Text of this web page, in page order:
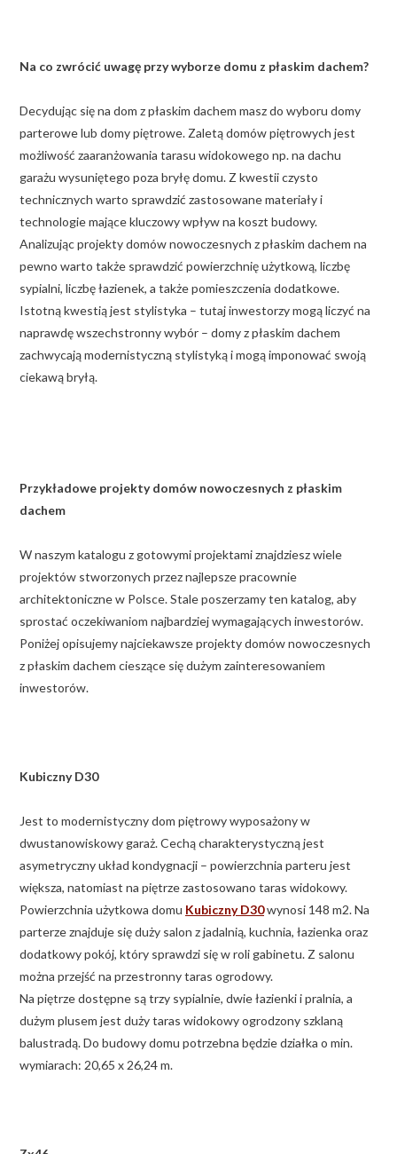
Na co zwrócić uwagę przy wyborze domu z płaskim dachem?
Decydując się na dom z płaskim dachem masz do wyboru domy
parterowe lub domy piętrowe. Zaletą domów piętrowych jest
możliwość zaaranżowania tarasu widokowego np. na dachu
garażu wysuniętego poza bryłę domu. Z kwestii czysto
technicznych warto sprawdzić zastosowane materiały i
technologie mające kluczowy wpływ na koszt budowy.
Analizując projekty domów nowoczesnych z płaskim dachem na
pewno warto także sprawdzić powierzchnię użytkową, liczbę
sypialni, liczbę łazienek, a także pomieszczenia dodatkowe.
Istotną kwestią jest stylistyka – tutaj inwestorzy mogą liczyć na
naprawdę wszechstronny wybór – domy z płaskim dachem
zachwycają modernistyczną stylistyką i mogą imponować swoją
ciekawą bryłą.
Przykładowe projekty domów nowoczesnych z płaskim
dachem
W naszym katalogu z gotowymi projektami znajdziesz wiele
projektów stworzonych przez najlepsze pracownie
architektoniczne w Polsce. Stale poszerzamy ten katalog, aby
sprostać oczekiwaniom najbardziej wymagających inwestorów.
Poniżej opisujemy najciekawsze projekty domów nowoczesnych
z płaskim dachem cieszące się dużym zainteresowaniem
inwestorów.
Kubiczny D30
Jest to modernistyczny dom piętrowy wyposażony w
dwustanowiskowy garaż. Cechą charakterystyczną jest
asymetryczny układ kondygnacji – powierzchnia parteru jest
większa, natomiast na piętrze zastosowano taras widokowy.
Powierzchnia użytkowa domu Kubiczny D30wynosi 148 m2. Na
parterze znajduje się duży salon z jadalnią, kuchnia, łazienka oraz
dodatkowy pokój, który sprawdzi się w roli gabinetu. Z salonu
można przejść na przestronny taras ogrodowy.
Na piętrze dostępne są trzy sypialnie, dwie łazienki i pralnia, a
dużym plusem jest duży taras widokowy ogrodzony szklaną
balustradą. Do budowy domu potrzebna będzie działka o min.
wymiarach: 20,65 x 26,24 m.